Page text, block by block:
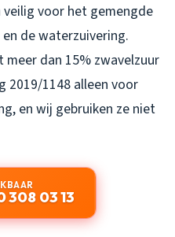
voor het gemengde
de waterzuivering.
dan 15% zwavelzuur
2019/1148 alleen voor
en wij gebruiken ze niet
308 03 13